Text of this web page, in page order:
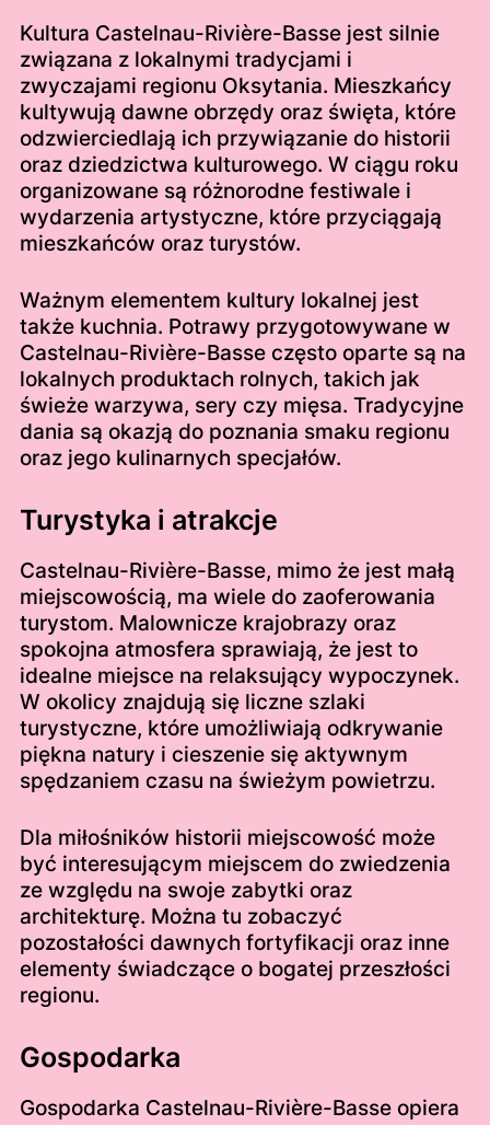
Kultura Castelnau-Rivière-Basse jest silnie
związana z lokalnymi tradycjami i
zwyczajami regionu Oksytania. Mieszkańcy
kultywują dawne obrzędy oraz święta, które
odzwierciedlają ich przywiązanie do historii
oraz dziedzictwa kulturowego. W ciągu roku
organizowane są różnorodne festiwale i
wydarzenia artystyczne, które przyciągają
mieszkańców oraz turystów.
Ważnym elementem kultury lokalnej jest
także kuchnia. Potrawy przygotowywane w
Castelnau-Rivière-Basse często oparte są na
lokalnych produktach rolnych, takich jak
świeże warzywa, sery czy mięsa. Tradycyjne
dania są okazją do poznania smaku regionu
oraz jego kulinarnych specjałów.
Turystyka i atrakcje
Castelnau-Rivière-Basse, mimo że jest małą
miejscowością, ma wiele do zaoferowania
turystom. Malownicze krajobrazy oraz
spokojna atmosfera sprawiają, że jest to
idealne miejsce na relaksujący wypoczynek.
W okolicy znajdują się liczne szlaki
turystyczne, które umożliwiają odkrywanie
piękna natury i cieszenie się aktywnym
spędzaniem czasu na świeżym powietrzu.
Dla miłośników historii miejscowość może
być interesującym miejscem do zwiedzenia
ze względu na swoje zabytki oraz
architekturę. Można tu zobaczyć
pozostałości dawnych fortyfikacji oraz inne
elementy świadczące o bogatej przeszłości
regionu.
Gospodarka
Gospodarka Castelnau-Rivière-Basse opiera